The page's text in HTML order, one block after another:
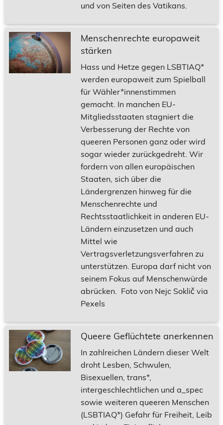
und von Seiten des Vatikans.
Menschenrechte europaweit
stärken
Hass und Hetze gegen LSBTIAQ*
werden europaweit zum Spielball
für Wähler*innenstimmen
gemacht. In manchen EU-
Mitgliedsstaaten stagniert die
Verbesserung der Rechte von
queeren Personen ganz oder wird
sogar wieder zurückgedreht. Wir
fordern von allen europäischen
Staaten, sich über die
Ländergrenzen hinweg für die
Menschenrechte und
Rechtsstaatlichkeit in anderen EU-
Ländern einzusetzen und auch
Mittel wie
Vertragsverletzungsverfahren zu
unterstützen. Europa darf nicht von
seinem Fokus auf Menschenwürde
abrücken. Foto von Nejc Soklič via
Pexels
Queere Geflüchtete anerkennen
In zahlreichen Ländern dieser Welt
droht Lesben, Schwulen,
Bisexuellen, trans*,
intergeschlechtlichen und a_spec
sowie weiteren queeren Menschen
(LSBTIAQ*) Gefahr für Freiheit, Leib